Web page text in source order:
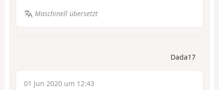
Maschinell übersetzt
Dada17
01 Jun 2020 um 12:43